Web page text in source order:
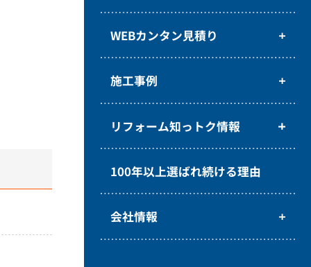
WEBカンタン見積り
施工事例
リフォーム知っトク情報
100年以上選ばれ続ける理由
会社情報